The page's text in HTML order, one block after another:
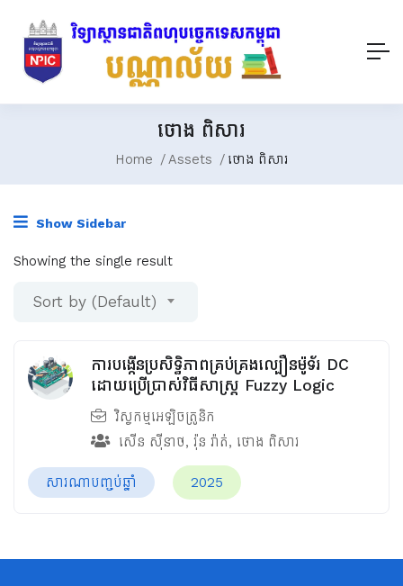
ថោង ពិសារ
Home Assets ថោង ពិសារ
Show Sidebar
Showing the single result
Sort by (Default)
ការបង្កើនប្រសិទ្ធិភាពគ្រប់គ្រងល្បឿនម៉ូទ័រ DC
ដោយប្រើប្រាស់វិធីសាស្រ្ត Fuzzy Logic
វិស្វកម្មអេឡិចត្រូនិក
សើន ស៊ីនាថ, រ៉ុន រ៉ាត់, ថោង ពិសារ
សារណាបញ្ចប់ឆ្នាំ 2025